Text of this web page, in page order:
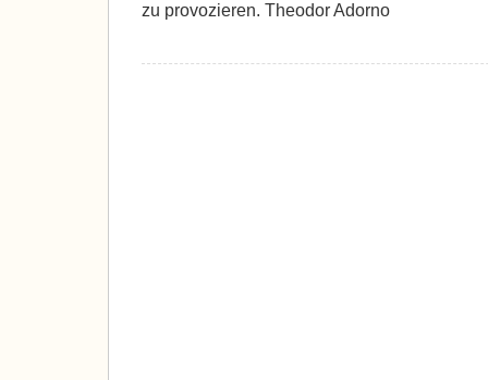
zu provozieren. Theodor Adorno